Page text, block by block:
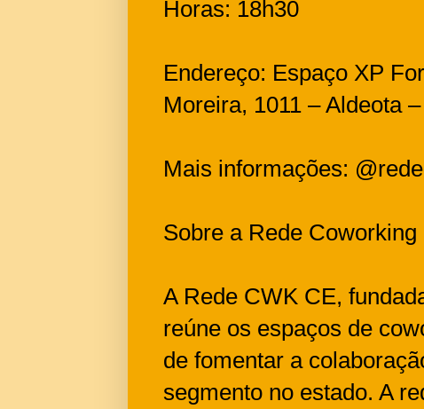
Horas: 18h30
Endereço: Espaço XP
Moreira, 1011 – Aldeota
Mais informações:
Sobre a Rede Coworking
A Rede CWK CE,
reúne os espaços de
de fomentar a
segmento no estado. A